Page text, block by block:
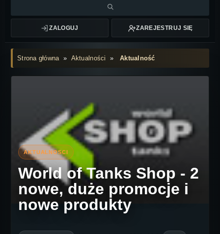
ZALOGUJ ZAREJESTRUJ SIĘ
Strona główna» Aktualności »Aktualność
World of Tanks Shop - 2
nowe, duże promocje i
nowe produkty